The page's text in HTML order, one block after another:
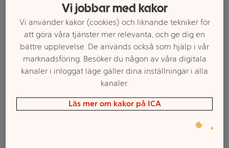
Ett exempel på onlinesortiment visas.
Grillkol & Briketter
Filter
Vi jobbar med kakor
Vi använder kakor (cookies) och liknande tekniker för
att göra våra tjänster mer relevanta, och ge dig en
bättre upplevelse. De används också som hjälp i vår
marknadsföring. Besöker du någon av våra digitala
kanaler i inloggat läge gäller dina inställningar i alla
kanaler.
Läs mer om kakor på ICA